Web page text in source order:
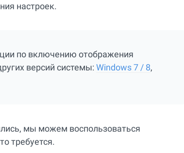
настроек.
по включению отображения
версий системы: Windows 7 / 8,
мы можем воспользоваться
требуется.